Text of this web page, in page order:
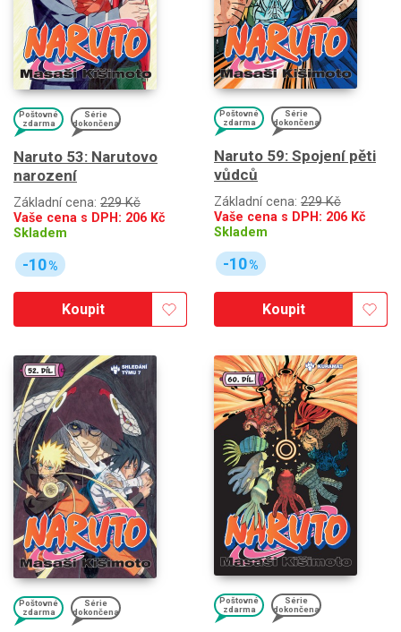
Poštovné
zdarma
Série
dokončena
Naruto 53: Narutovo
narození
Základní cena: 229 Kč
Vaše cena s DPH: 206 Kč
Skladem
-10%
Koupit
Poštovné
zdarma
Série
dokončena
Naruto 59: Spojení pěti
vůdců
Základní cena: 229 Kč
Vaše cena s DPH: 206 Kč
Skladem
-10%
Koupit
Poštovné
zdarma
Série
dokončena
Poštovné
zdarma
Série
dokončena